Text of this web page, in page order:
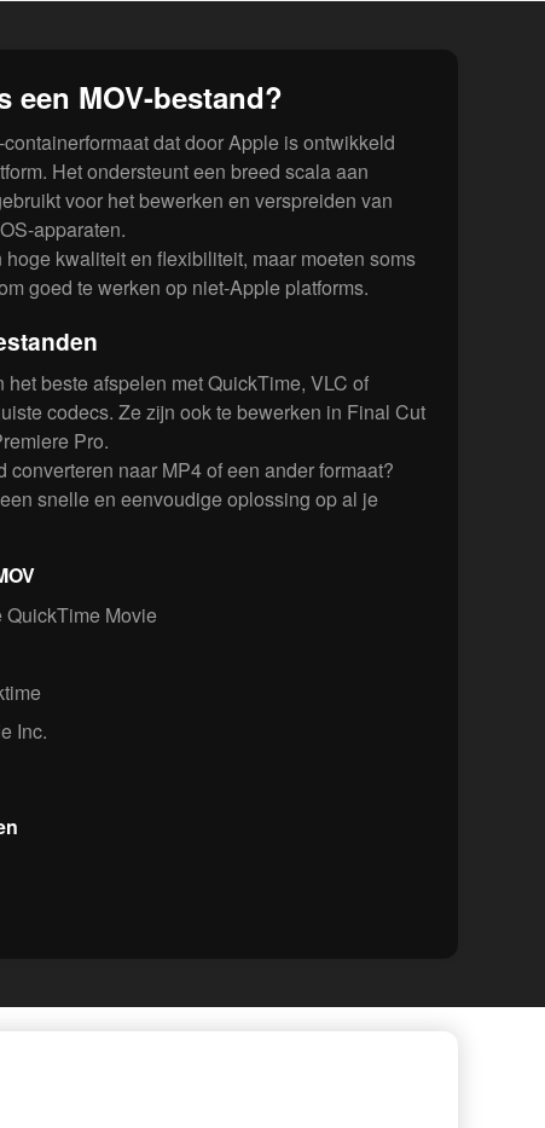
een MOV-bestand?
dat door Apple is ontwikkeld
Het ondersteunt een breed scala aan
voor het bewerken en verspreiden van
apparaten.
hoge kwaliteit en flexibiliteit, maar moeten soms
goed te werken op niet-Apple platforms.
het beste afspelen met QuickTime, VLC of
codecs. Ze zijn ook te bewerken in Final Cut
Pro.
converteren naar MP4 of een ander formaat?
snelle en eenvoudige oplossing op al je
QuickTime Movie
Inc.